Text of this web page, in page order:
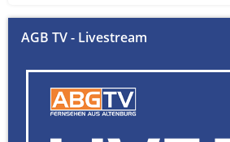
AGB TV - Livestream